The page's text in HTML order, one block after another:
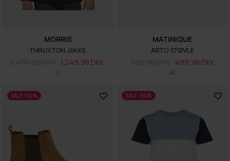
L
MORRIS
THRUXTON JAKKE
1.249,98 DKK
41
MATINIQUE
ARTO STØVLE
499,98 DKK
SALE -50% SALE -50%